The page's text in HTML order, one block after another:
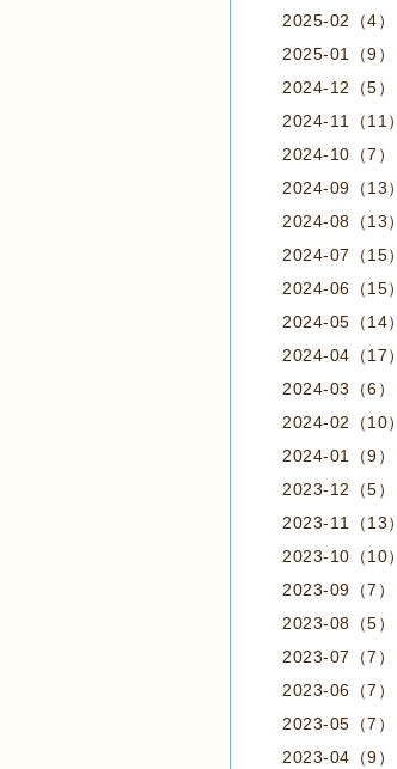
2025-02（4）
2025-01（9）
2024-12（5）
2024-11（11）
2024-10（7）
2024-09（13）
2024-08（13）
2024-07（15）
2024-06（15）
2024-05（14）
2024-04（17）
2024-03（6）
2024-02（10）
2024-01（9）
2023-12（5）
2023-11（13）
2023-10（10）
2023-09（7）
2023-08（5）
2023-07（7）
2023-06（7）
2023-05（7）
2023-04（9）